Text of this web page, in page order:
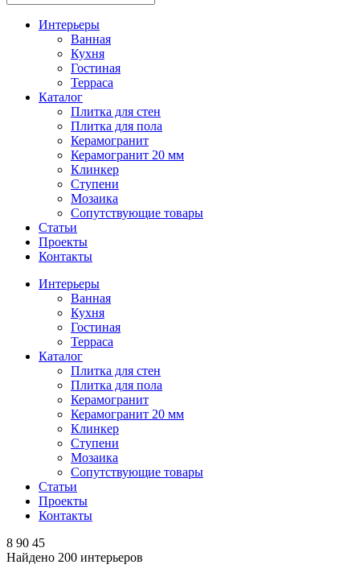
Интерьеры
Ванная
Кухня
Гостиная
Терраса
Каталог
Плитка для стен
Плитка для пола
Керамогранит
Керамогранит 20 мм
Клинкер
Ступени
Мозаика
Сопутствующие товары
Статьи
Проекты
Контакты
Интерьеры
Ванная
Кухня
Гостиная
Терраса
Каталог
Плитка для стен
Плитка для пола
Керамогранит
Керамогранит 20 мм
Клинкер
Ступени
Мозаика
Сопутствующие товары
Статьи
Проекты
Контакты
8 90 45
Найдено 200 интерьеров